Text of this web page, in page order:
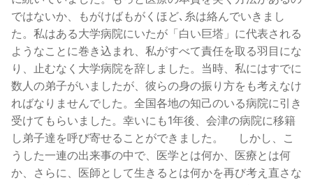
ではないか、もがけばもがくほど､糸は絡んでいきまし
た。私はある大学病院にいたが「白い巨塔」に代表される
ようなことに巻き込まれ、私がすべて責任を取る羽目にな
り、止むなく大学病院を辞しました。当時、私にはすでに
数人の弟子がいましたが、彼らの身の振り方をも考えなけ
ればなりませんでした。全国各地の知己のいる病院に引き
受けてもらいました。幸いにも1年後、会津の病院に移籍
し弟子達を呼び寄せることができました。 しかし、こ
うした一連の出来事の中で、医学とは何か、医療とは何
か、さらに、医師として生きるとは何かを再び考え直さな